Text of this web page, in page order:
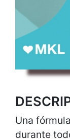
Una
durante